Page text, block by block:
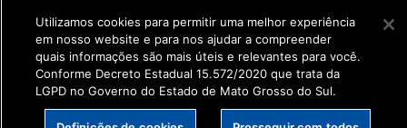
Transformação Digital
get_footer();
Utilizamos cookies para permitir uma melhor experiência
em nosso website e para nos ajudar a compreender
quais informações são mais úteis e relevantes para você.
Conforme Decreto Estadual 15.572/2020 que trata da
LGPD no Governo do Estado de Mato Grosso do Sul.